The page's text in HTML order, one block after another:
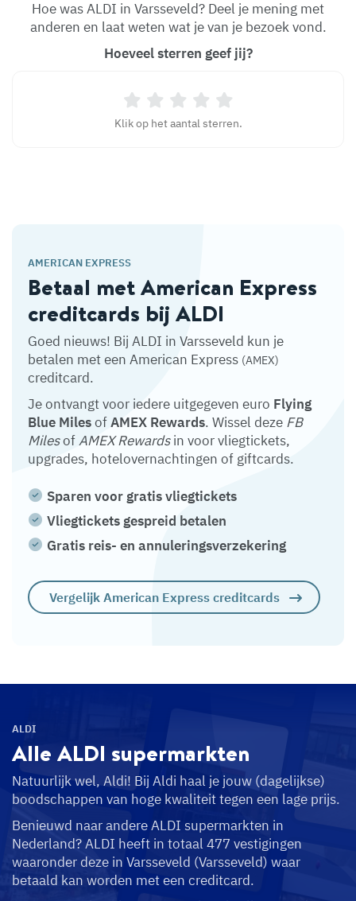
Hoe was ALDI in Varsseveld? Deel je mening met
anderen en laat weten wat je van je bezoek vond.
Hoeveel sterren geef jij?
Klik op het aantal sterren.
AMERICAN EXPRESS
Betaal met American Express
creditcards bij ALDI
Goed nieuws! Bij ALDI in Varsseveld kun je
betalen met een American Express (AMEX)
creditcard.
Je ontvangt voor iedere uitgegeven euro Flying
Blue MilesofAMEX Rewards. Wissel deze FB
MilesofAMEX Rewardsin voor vliegtickets,
upgrades, hotelovernachtingen of giftcards.
Sparen voor gratis vliegtickets
Vliegtickets gespreid betalen
Gratis reis- en annuleringsverzekering
Vergelijk American Express creditcards
ALDI
Alle ALDI supermarkten
Natuurlijk wel, Aldi! Bij Aldi haal je jouw (dagelijkse)
boodschappen van hoge kwaliteit tegen een lage prijs.
Benieuwd naar andere ALDI supermarkten in
Nederland? ALDI heeft in totaal 477 vestigingen
waaronder deze in Varsseveld (Varsseveld) waar
betaald kan worden met een creditcard.